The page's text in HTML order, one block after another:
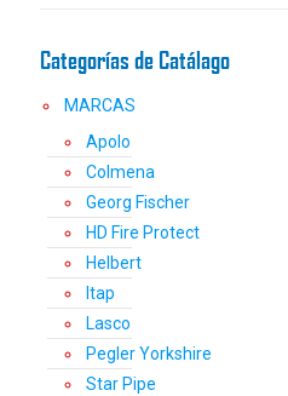
página
producto
Categorías de Catálago
MARCAS
Apolo
Colmena
Georg Fischer
HD Fire Protect
Helbert
Itap
Lasco
Pegler Yorkshire
Star Pipe